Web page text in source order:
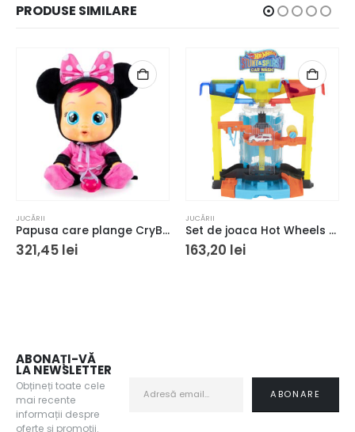
PRODUSE SIMILARE
JUCĂRII
Papusa care plange CryBabies Minnie Mouse
321,45 lei
JUCĂRII
Set de joaca Hot Wheels – Color shifters Spalatoria
163,20 lei
ABONAȚI-VĂ
LA NEWSLETTER
Obțineți toate cele
mai recente
informații despre
oferte și promoții.